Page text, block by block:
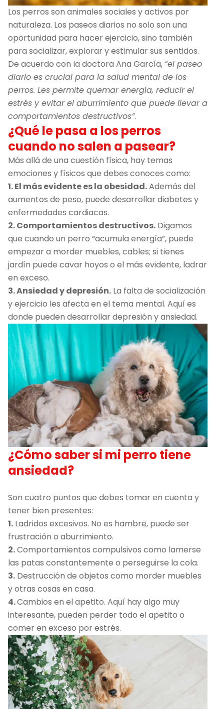
Los perros son animales sociales y activos por
naturaleza. Los paseos diarios no solo son una
oportunidad para hacer ejercicio, sino también
para socializar, explorar y estimular sus sentidos.
De acuerdo con la doctora Ana García, “el paseo
diario es crucial para la salud mental de los
perros. Les permite quemar energía, reducir el
estrés y evitar el aburrimiento que puede llevar a
comportamientos destructivos”.
¿Qué le pasa a los perros
cuando no salen a pasear?
Más allá de una cuestión física, hay temas
emociones y físicos que debes conoces como:
1. El más evidente es la obesidad.Además del
aumentos de peso, puede desarrollar diabetes y
enfermedades cardiacas.
2. Comportamientos destructivos. Digamos
que cuando un perro “acumula energía”, puede
empezar a morder muebles, cables; si tienes
jardín puede cavar hoyos o el más evidente, ladrar
en exceso.
3. Ansiedad y depresión. La falta de socialización
y ejercicio les afecta en el tema mental. Aquí es
donde pueden desarrollar depresión y ansiedad.
¿Cómo saber si mi perro tiene
ansiedad?
Son cuatro puntos que debes tomar en cuenta y
tener bien presentes:
1. Ladridos excesivos. No es hambre, puede ser
frustración o aburrimiento.
2.Comportamientos compulsivos como lamerse
las patas constantemente o perseguirse la cola.
3. Destrucción de objetos como morder muebles
y otras cosas en casa.
4.Cambios en el apetito. Aquí hay algo muy
interesante, pueden perder todo el apetito o
comer en exceso por estrés.